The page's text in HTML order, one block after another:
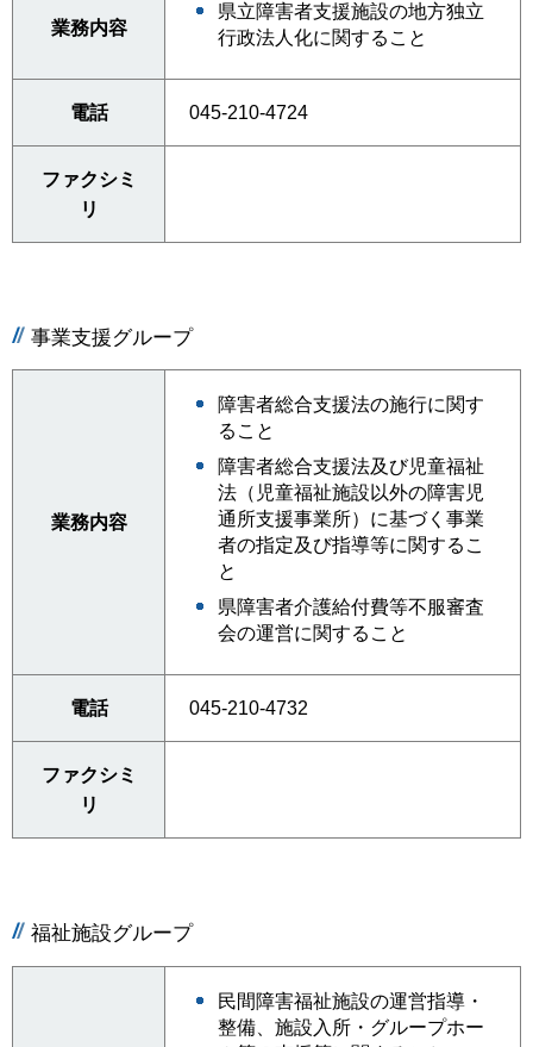
業務内容
県立障害者支援施設の地方独立
行政法人化に関すること
電話 045-210-4724
ファクシミ
リ
事業支援グループ
業務内容
障害者総合支援法の施行に関す
ること
障害者総合支援法及び児童福祉
法（児童福祉施設以外の障害児
通所支援事業所）に基づく事業
者の指定及び指導等に関するこ
と
県障害者介護給付費等不服審査
会の運営に関すること
電話 045-210-4732
ファクシミ
リ
福祉施設グループ
民間障害福祉施設の運営指導・
整備、施設入所・グループホー